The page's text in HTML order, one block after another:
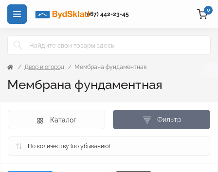
(067) 442-23-45
0
Двор и огород Мембрана фундаментная
Мембрана фундаментная
Фильтр
Каталог